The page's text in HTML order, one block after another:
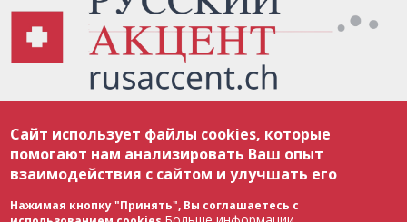
соответствии с законодательством Швейцарии об авторском праве и
международными соглашениями. Полное или частичное использование
материалов возможно только с разрешения редакции. В случае полного
или частичного воспроизведения материалов сайта rusaccent.ch,
ОБЯЗАТЕЛЬНА АКТИВНАЯ ГИПЕРССЫЛКА на конкретный заимствованный
текст. Фотоизображения, размещенные редакцией rusaccent.ch, являются
ее исключительной собственностью. Полное или частичное
Сайт использует файлы cookies, которые
помогают нам анализировать Ваш опыт
взаимодействия с сайтом и улучшать его
Нажимая кнопку "Принять", Вы соглашаетесь с